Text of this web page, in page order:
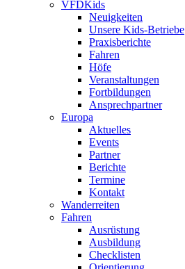
VFDKids
Neuigkeiten
Unsere Kids-Betriebe
Praxisberichte
Fahren
Höfe
Veranstaltungen
Fortbildungen
Ansprechpartner
Europa
Aktuelles
Events
Partner
Berichte
Termine
Kontakt
Wanderreiten
Fahren
Ausrüstung
Ausbildung
Checklisten